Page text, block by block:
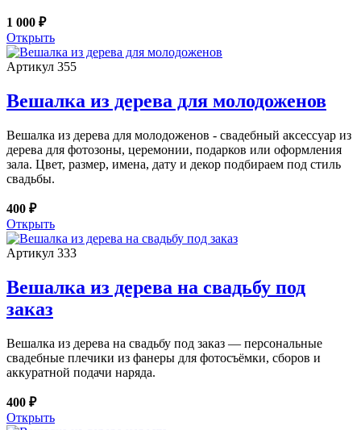
1 000 ₽
Открыть
Артикул 355
Вешалка из дерева для молодоженов
Вешалка из дерева для молодоженов - свадебный аксессуар из
дерева для фотозоны, церемонии, подарков или оформления
зала. Цвет, размер, имена, дату и декор подбираем под стиль
свадьбы.
400 ₽
Открыть
Артикул 333
Вешалка из дерева на свадьбу под
заказ
Вешалка из дерева на свадьбу под заказ — персональные
свадебные плечики из фанеры для фотосъёмки, сборов и
аккуратной подачи наряда.
400 ₽
Открыть